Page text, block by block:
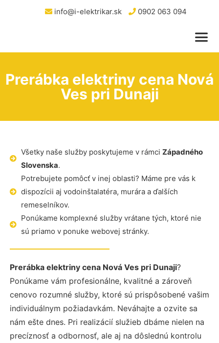
info@i-elektrikar.sk 0902 063 094
Prerábka elektriny cena Nová
Ves pri Dunaji
Všetky naše služby poskytujeme v rámci Západného
Slovenska.
Potrebujete pomôcť v inej oblasti? Máme pre vás k
dispozícii aj vodoinštalatéra, murára a ďalších
remeselníkov.
Ponúkame komplexné služby vrátane tých, ktoré nie
sú priamo v ponuke webovej stránky.
Prerábka elektriny cena Nová Ves pri Dunaji?
Ponúkame vám profesionálne, kvalitné a zároveň
cenovo rozumné služby, ktoré sú prispôsobené vašim
individuálnym požiadavkám. Neváhajte a ozvite sa
nám ešte dnes. Pri realizácií služieb dbáme nielen na
precíznosť a odbornosť, ale aj na dôslednú kontrolu